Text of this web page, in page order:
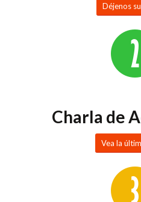
Déjenos
Charla de
Vea la